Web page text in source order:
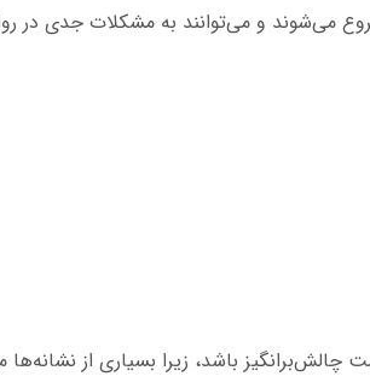
می‌شوند و می‌توانند به مشکلات جدی در
باشد، زیرا بسیاری از نشانه‌ها